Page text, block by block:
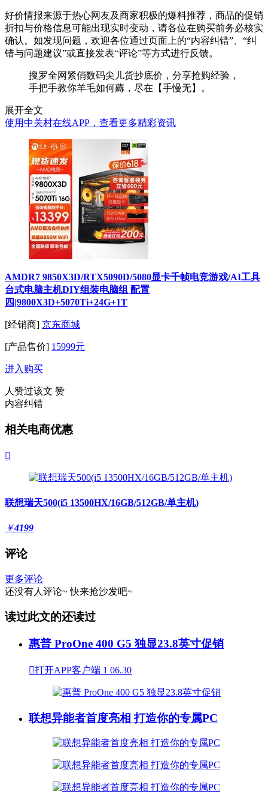
好价情报来源于热心网友及商家积极的爆料推荐，商品的促销
折扣与价格信息可能出现实时变动，请各位在购买前务必核实
确认。如发现问题，欢迎各位通过页面上的“内容纠错”、“纠
错与问题建议”或直接发表“评论”等方式进行反馈。
搜罗全网紧俏数码尖儿货抄底价，分享抢购经验，
手把手教你羊毛如何薅，尽在【手慢无】。
展开全文
使用中关村在线APP，查看更多精彩资讯
AMDR7 9850X3D/RTX5090D/5080显卡千帧电竞游戏/AI工具
台式电脑主机DIY组装电脑组 配置
四|9800X3D+5070Ti+24G+1T
[经销商] 京东商城
[产品售价] 15999元
进入购买
人赞过该文 赞
内容纠错
相关电商优惠

联想瑞天500(i5 13500HX/16GB/512GB/单主机)
￥4199
评论
更多评论
还没有人评论~ 快来抢沙发吧~
读过此文的还读过
惠普 ProOne 400 G5 独显23.8英寸促销
打开APP客户端 1 06.30
联想异能者首度亮相 打造你的专属PC